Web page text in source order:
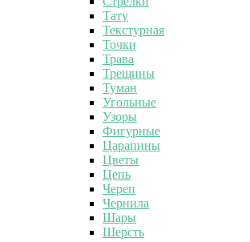
Тату
Текстурная
Точки
Трава
Трещины
Туман
Угольные
Узоры
Фигурные
Царапины
Цветы
Цепь
Череп
Чернила
Шары
Шерсть